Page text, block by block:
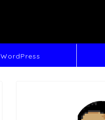
WordPress